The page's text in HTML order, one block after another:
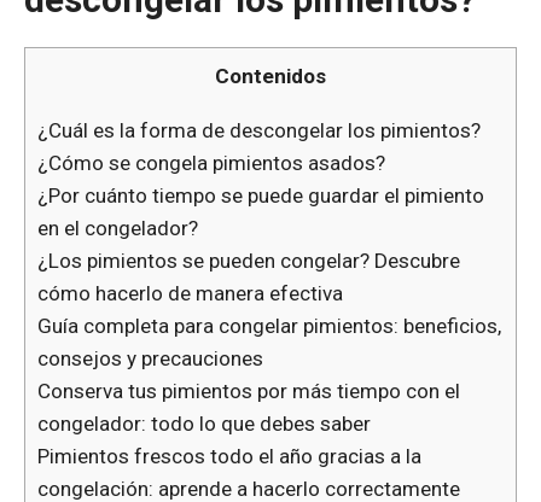
Contenidos
¿Cuál es la forma de descongelar los pimientos?
¿Cómo se congela pimientos asados?
¿Por cuánto tiempo se puede guardar el pimiento
en el congelador?
¿Los pimientos se pueden congelar? Descubre
cómo hacerlo de manera efectiva
Guía completa para congelar pimientos: beneficios,
consejos y precauciones
Conserva tus pimientos por más tiempo con el
congelador: todo lo que debes saber
Pimientos frescos todo el año gracias a la
congelación: aprende a hacerlo correctamente